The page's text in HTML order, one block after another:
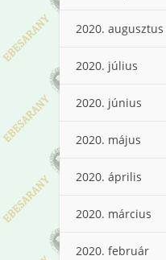
2020. augusztus
2020. július
2020. június
2020. május
2020. április
2020. március
2020. február